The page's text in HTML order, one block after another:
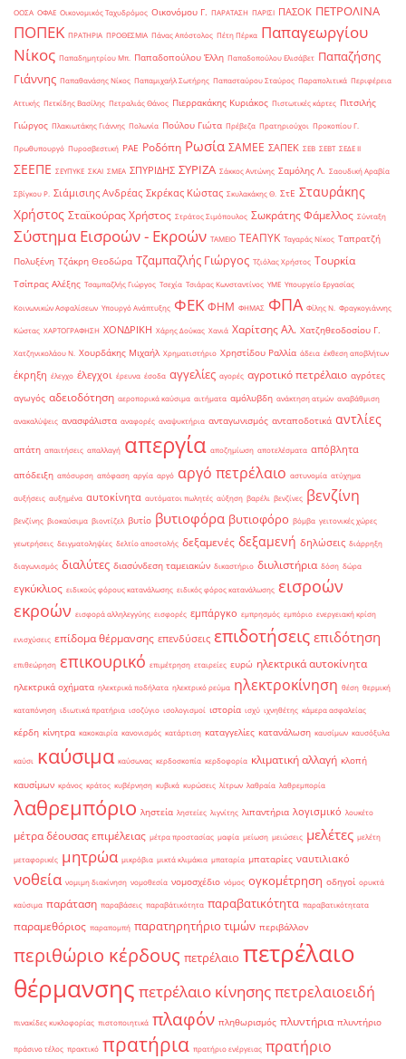
ΟΟΣΑ ΟΦΑΕ Οικονομικός Ταχυδρόμος Οικονόμου Γ. ΠΑΡΑΤΑΣΗ ΠΑΡΙΣΙ ΠΑΣΟΚ ΠΕΤΡΟΛΙΝΑ
ΠΟΠΕΚ ΠΡΑΤΗΡΙΑ ΠΡΟΘΕΣΜΙΑ Πάνας Απόστολος Πέτη Πέρκα Παπαγεωργίου
Νίκος Παπαδημητρίου Μπ. Παπαδοπούλου Έλλη Παπαδοπούλου Ελισάβετ Παπαζήσης
Γιάννης Παπαθανάσης Νίκος Παπαμιχαήλ Σωτήρης Παπασταύρου Σταύρος Παραπολιτικά Περιφέρεια
Αττικής Πετκίδης Βασίλης Πετραλιάς Θάνος Πιερρακάκης Κυριάκος Πιστωτικές κάρτες Πιτσιλής
Γιώργος Πλακιωτάκης Γιάννης Πολωνία Πούλου Γιώτα Πρέβεζα Πρατηριούχοι Προκοπίου Γ.
Πρωθυπουργό Πυροσβεστική ΡΑΕ Ροδόπη Ρωσία ΣΑΜΕΕ ΣΑΠΕΚ ΣΕΒ ΣΕΒΤ ΣΕΔΕ ΙΙ
ΣΕΕΠΕ ΣΕΥΠΥΚΕ ΣΚΑΙ ΣΜΕΑ ΣΠΥΡΙΔΗΣ ΣΥΡΙΖΑ Σάκκος Αντώνης Σαμόλης Λ. Σαουδική Αραβία
Σβίγκου Ρ. Σιάμισιης Ανδρέας Σκρέκας Κώστας Σκυλακάκης Θ. ΣτΕ Σταυράκης
Χρήστος Σταϊκούρας Χρήστος Στράτος Σιμόπουλος Σωκράτης Φάμελλος Σύνταξη
Σύστημα Εισροών - Εκροών ΤΑΜΕΙΟ ΤΕΑΠΥΚ Ταγαράς Νίκος Ταπρατζή
Πολυξένη Τζάκρη Θεοδώρα Τζαμπαζλής Γιώργος Τζιόλας Χρήστος Τουρκία
Τσίπρας Αλέξης Τσαμπαζλής Γιώργος Τσεχία Τσιάρας Κωνσταντίνος ΥΜΕ Υπουργείο Εργασίας
Κοινωνικών Ασφαλίσεων Υπουργό Ανάπτυξης ΦΕΚ ΦΗΜ ΦΗΜΑΣ ΦΠΑ Φίλης Ν. Φραγκογιάννης
Κώστας ΧΑΡΤΟΓΡΑΦΗΣΗ ΧΟΝΔΡΙΚΗ Χάρης Δούκας Χανιά Χαρίτσης Αλ. Χατζηθεοδοσίου Γ.
Χατζηνικολάου Ν. Χουρδάκης Μιχαήλ Χρηματιστήριο Χρηστίδου Ραλλία άδεια έκθεση αποβλήτων
έκρηξη έλεγχο έλεγχοι έρευνα έσοδα αγγελίες αγορές αγροτικό πετρέλαιο αγρότες
αγωγός αδειοδότηση αεροπορικά καύσιμα αιτήματα αμόλυβδη ανάκτηση ατμών αναβάθμιση
ανακαλύψεις ανασφάλιστα αναφορές αναψυκτήρια ανταγωνισμός ανταποδοτικά αντλίες
απάτη απαιτήσεις απαλλαγή απεργία αποζημίωση αποτελέσματα απόβλητα
απόδειξη απόσυρση απόφαση αργία αργό αργό πετρέλαιο αστυνομία ατύχημα
αυξήσεις αυξημένα αυτοκίνητα αυτόματοι πωλητές αύξηση βαρέλι βενζίνες βενζίνη
βενζίνης βιοκαύσιμα βιοντίζελ βυτίο βυτιοφόρα βυτιοφόρο βόμβα γειτονικές χώρες
γεωτρήσεις δειγματοληψίες δελτίο αποστολής δεξαμενές δεξαμενή δηλώσεις διάρρηξη
διαγωνισμός διαλύτες διασύνδεση ταμειακών δικαστήριο διυλιστήρια δόση δώρα
εγκύκλιος ειδικούς φόρους κατανάλωσης ειδικός φόρος κατανάλωσης εισροών
εκροών εισφορά αλληλεγγύης εισφορές εμπάργκο εμπρησμός εμπόριο ενεργειακή κρίση
ενισχύσεις επίδομα θέρμανσης επενδύσεις επιδοτήσεις επιδότηση
επιθεώρηση επικουρικό επιμέτρηση εταιρείες ευρώ ηλεκτρικά αυτοκίνητα
ηλεκτρικά οχήματα ηλεκτρικά ποδήλατα ηλεκτρικό ρεύμα ηλεκτροκίνηση θέση θερμική
καταπόνηση ιδιωτικά πρατήρια ισοζύγιο ισολογισμοί ιστορία ισχύ ιχνηθέτης κάμερα ασφαλείας
κέρδη κίνητρα κακοκαιρία κανονισμός κατάρτιση καταγγελίες κατανάλωση καυσίμων καυσόξυλα
καύσι καύσιμα καύσωνας κερδοσκοπία κερδοφορία κλιματική αλλαγή κλοπή
καυσίμων κράνος κράτος κυβέρνηση κυβικά κυρώσεις λίτρων λαθραία λαθρεμπορία
λαθρεμπόριο ληστεία ληστείες λιγνίτης λιπαντήρια λογισμικό λουκέτο
μέτρα δέουσας επιμέλειας μέτρα προστασίας μαφία μείωση μειώσεις μελέτες μελέτη
μεταφορικές μητρώα μικρόβια μικτά κλιμάκια μπαταρία μπαταρίες ναυτιλιακό
νοθεία νομιμη διακίνηση νομοθεσία νομοσχέδιο νόμος ογκομέτρηση οδηγοί ορυκτά
καύσιμα παράταση παραβάσεις παραβάτικότητα παραβατικότητα παραβατικότητατα
παραμεθόριος παραπομπή παρατηρητήριο τιμών περιβάλλον
περιθώριο κέρδους πετρέλαιο πετρέλαιο
θέρμανσης πετρέλαιο κίνησηςπετρελαιοειδή
πινακίδες κυκλοφορίας πιστοποιητικά πλαφόν πληθωρισμός πλυντήρια πλυντήριο
πράσινο τέλος πρακτικό πρατήρια πρατήριο ενέργειας πρατήριο